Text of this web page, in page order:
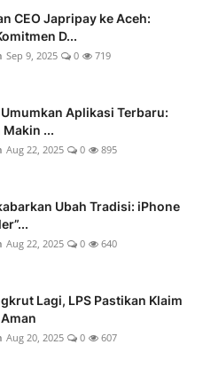
CEO Japripay ke Aceh:
D...
Sep 9, 2025 0 719
Aplikasi Terbaru:
...
Aug 22, 2025 0 895
Ubah Tradisi: iPhone
Aug 22, 2025 0 640
Lagi, LPS Pastikan Klaim
Aug 20, 2025 0 607